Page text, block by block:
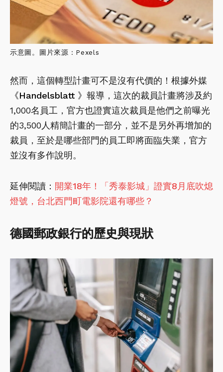
示意圖。圖片來源：Pexels
然而，這個轉型計畫可不是沒有代價的！根據外媒
《Handelsblatt 》 報導，這次的裁員計畫將涉及約
1,000名員工，官方也證實這次裁員是他們之前曝光
的3,500人精簡計畫的一部分，並不是另外再增加的
裁員，至於是哪些部門的員工即將面臨失業，官方
並沒有多作說明。
延伸閱讀： 開業18年！「秀泰影城」證實8月底吹熄
燈號，台北西門町電影院還有哪些？
德國郵政銀行的歷史與現狀